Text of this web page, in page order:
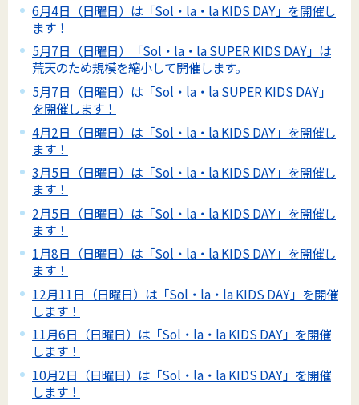
6月4日（日曜日）は「Sol・la・la KIDS DAY」を開催し
ます！
5月7日（日曜日）「Sol・la・la SUPER KIDS DAY」は
荒天のため規模を縮小して開催します。
5月7日（日曜日）は「Sol・la・la SUPER KIDS DAY」
を開催します！
4月2日（日曜日）は「Sol・la・la KIDS DAY」を開催し
ます！
3月5日（日曜日）は「Sol・la・la KIDS DAY」を開催し
ます！
2月5日（日曜日）は「Sol・la・la KIDS DAY」を開催し
ます！
1月8日（日曜日）は「Sol・la・la KIDS DAY」を開催し
ます！
12月11日（日曜日）は「Sol・la・la KIDS DAY」を開催
します！
11月6日（日曜日）は「Sol・la・la KIDS DAY」を開催
します！
10月2日（日曜日）は「Sol・la・la KIDS DAY」を開催
します！